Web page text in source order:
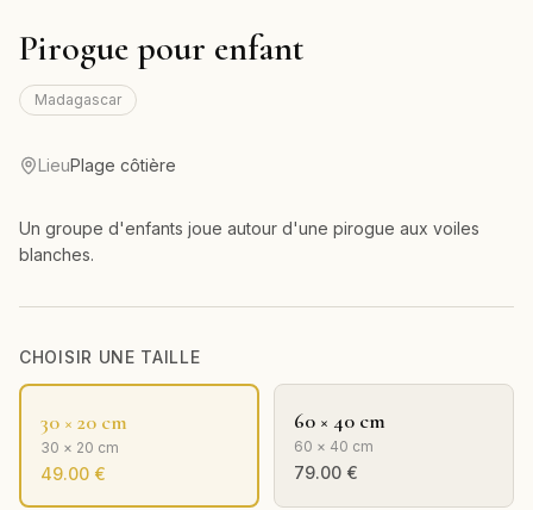
Pirogue pour enfant
Madagascar
LieuPlage côtière
Un groupe d'enfants joue autour d'une pirogue aux voiles
blanches.
CHOISIR UNE TAILLE
30 × 20 cm
30 × 20 cm
49.00 €
60 × 40 cm
60 × 40 cm
79.00 €